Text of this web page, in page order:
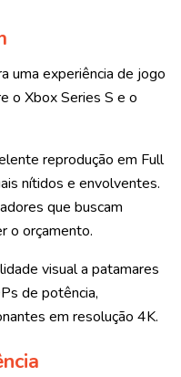
uma experiência de jogo
o Xbox Series S e o
reprodução em Full
nítidos e envolventes.
que buscam
o orçamento.
visual a patamares
de potência,
em resolução 4K.